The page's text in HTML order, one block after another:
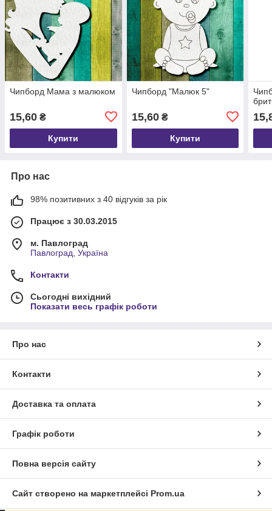
Чипборд Мама з малюком
15,60 ₴
Купити
Чипборд "Малюк 5"
15,60₴
Купити
Про нас
98% позитивних з 40 відгуків за рік
Працює з 30.03.2015
м. Павлоград
Павлоград, Україна
Контакти
Сьогодні вихідний
Показати весь графік роботи
Про нас
Контакти
Доставка та оплата
Графік роботи
Повна версія сайту
Сайт створено на маркетплейсі Prom.ua